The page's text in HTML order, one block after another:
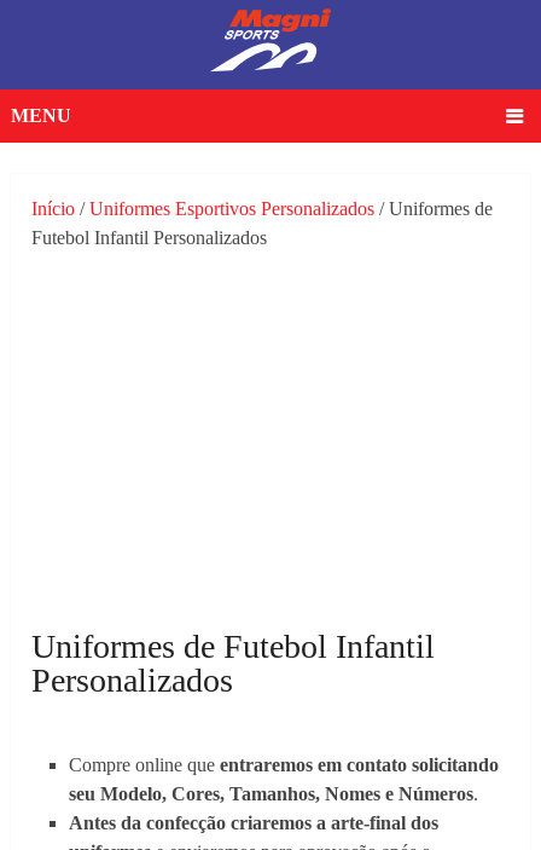
MENU
Início /Uniformes Esportivos Personalizados / Uniformes de
Futebol Infantil Personalizados
Uniformes de Futebol Infantil
Personalizados
Compre online que entraremos em contato solicitando
seu Modelo, Cores, Tamanhos, Nomes e Números.
Antes da confecção criaremos a arte-final dos